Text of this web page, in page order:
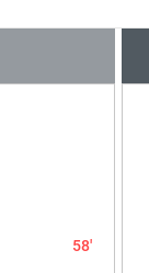
58'